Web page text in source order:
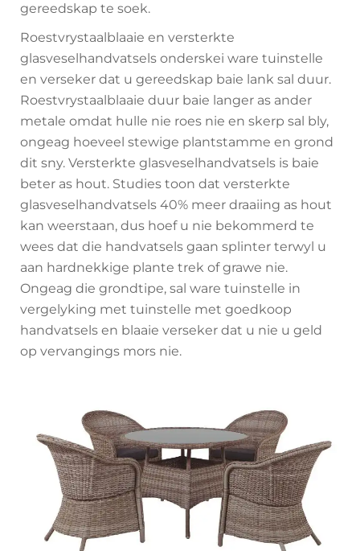
gereedskap te soek.
Roestvrystaalblaaie en versterkte
glasveselhandvatsels onderskei ware tuinstelle
en verseker dat u gereedskap baie lank sal duur.
Roestvrystaalblaaie duur baie langer as ander
metale omdat hulle nie roes nie en skerp sal bly,
ongeag hoeveel stewige plantstamme en grond
dit sny. Versterkte glasveselhandvatsels is baie
beter as hout. Studies toon dat versterkte
glasveselhandvatsels 40% meer draaiing as hout
kan weerstaan, dus hoef u nie bekommerd te
wees dat die handvatsels gaan splinter terwyl u
aan hardnekkige plante trek of grawe nie.
Ongeag die grondtipe, sal ware tuinstelle in
vergelyking met tuinstelle met goedkoop
handvatsels en blaaie verseker dat u nie u geld
op vervangings mors nie.